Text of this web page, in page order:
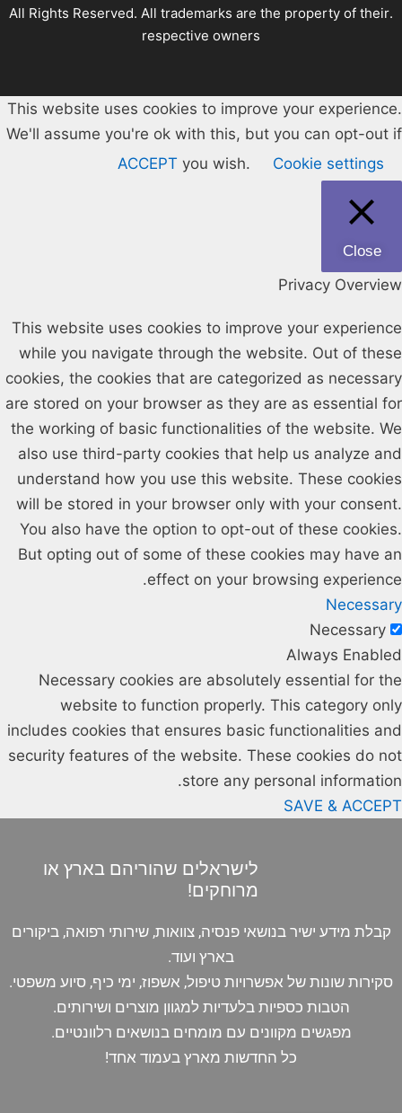
.All Rights Reserved. All trademarks are the property of their
respective owners
This website uses cookies to improve your experience.
We'll assume you're ok with this, but you can opt-out if
you wish.
Cookie settings
ACCEPT
Close
Privacy Overview
This website uses cookies to improve your experience
while you navigate through the website. Out of these
cookies, the cookies that are categorized as necessary
are stored on your browser as they are as essential for
the working of basic functionalities of the website. We
also use third-party cookies that help us analyze and
understand how you use this website. These cookies
will be stored in your browser only with your consent.
You also have the option to opt-out of these cookies.
But opting out of some of these cookies may have an
effect on your browsing experience.
Necessary
Necessary
Always Enabled
Necessary cookies are absolutely essential for the
website to function properly. This category only
includes cookies that ensures basic functionalities and
security features of the website. These cookies do not
store any personal information.
SAVE & ACCEPT
לישראלים שהוריהם בארץ או
מרוחקים!
קבלת מידע ישיר בנושאי פנסיה, צוואות, שירותי רפואה, ביקורים
בארץ ועוד.
סקירות שונות של אפשרויות טיפול, אשפוז, ימי כיף, סיוע משפטי.
הטבות כספיות בלעדיות למגוון מוצרים ושירותים.
מפגשים מקוונים עם מומחים בנושאים רלוונטיים.
כל החדשות מארץ בעמוד אחד!